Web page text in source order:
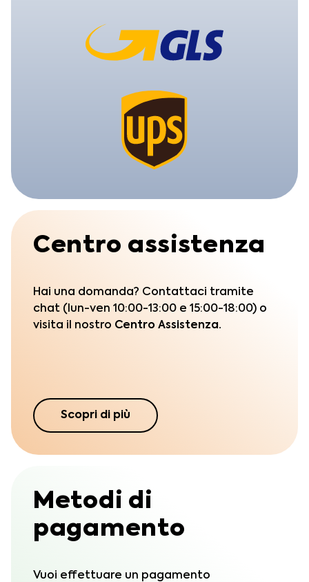
Centro assistenza
Hai una domanda? Contattaci tramite
chat (lun-ven 10:00-13:00 e 15:00-18:00) o
visita il nostro Centro Assistenza.
Scopri di più
Metodi di
pagamento
Vuoi effettuare un pagamento